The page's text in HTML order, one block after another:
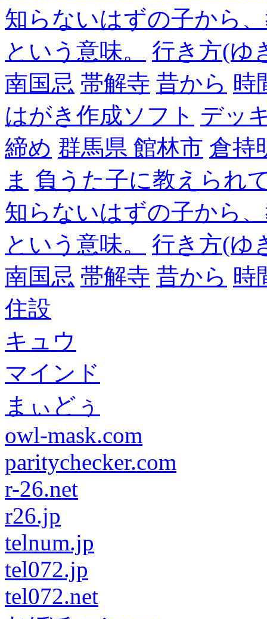
知らないはずの子から
という意味。
行き方(ゆ
南国忌 帯解寺 昔から 時
はがき作成ソフト デッ
締め 群馬県 館林市 倉持
ま 負うた子に教えられ
知らないはずの子から
という意味。
行き方(ゆ
南国忌 帯解寺 昔から 時
住設
キュウ
マインド
まぃどぅ
owl-mask.com
paritychecker.com
r-26.net
r26.jp
telnum.jp
tel072.jp
tel072.net